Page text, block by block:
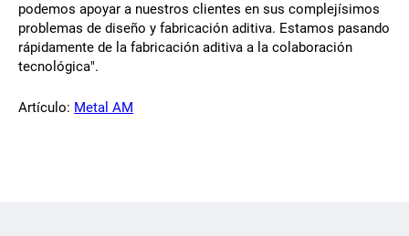
podemos apoyar a nuestros clientes en sus complejísimos
problemas de diseño y fabricación aditiva. Estamos pasando
rápidamente de la fabricación aditiva a la colaboración
tecnológica".
Artículo: Metal AM